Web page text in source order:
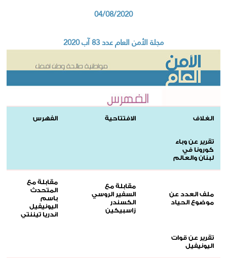
04/08/2020
مجلة الأمن العام عدد 83 آب 2020
الغلاف الافتتاحية الفهرس
تقرير عن وباء
كورونا في
لبنان والعالم
ملف العدد عن
موضوع الحياد
مقابلة مع
السفير الروسي
الكسندر
زاسبيكين
مقابلة مع
المتحدث
باسم
اليونيفيل
اندريا تيننتي
تقرير عن قوات
اليونيفيل